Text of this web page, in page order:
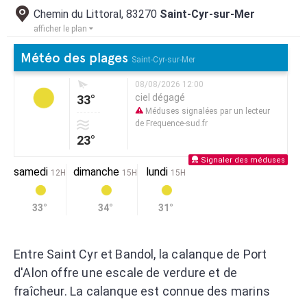
Chemin du Littoral, 83270 Saint-Cyr-sur-Mer
afficher le plan
Météo des plages Saint-Cyr-sur-Mer
33°
23°
08/08/2026 12:00
ciel dégagé
Méduses signalées par un lecteur
de Frequence-sud.fr
Signaler des méduses
samedi 12H
33°
dimanche 15H
34°
lundi 15H
31°
Entre Saint Cyr et Bandol, la calanque de Port
d'Alon offre une escale de verdure et de
fraîcheur. La calanque est connue des marins